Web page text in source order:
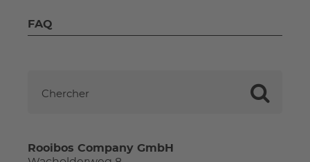
FAQ
Rooibos Company GmbH